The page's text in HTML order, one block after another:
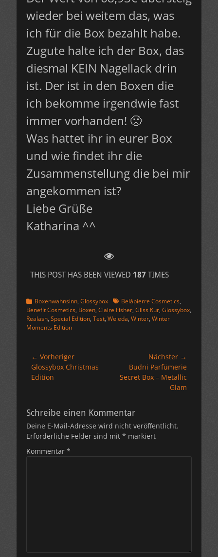
wieder bei weitem das, was
ich für die Box bezahlt habe.
Zugute halte ich der Box, das
diesmal KEIN Nagellack drin
ist. Der ist in den Boxen die
ich bekomme irgendwie fast
immer vorhanden! 🙁
Was hattet ihr in eurer Box
und wie findet ihr die
Zusammenstellung die bei mir
angekommen ist?
Liebe Grüße
Katharina ^^
THIS POST HAS BEEN VIEWED 187 TIMES
Kategorien
Boxenwahnsinn, Glossybox Schlagworte
Belápierre Cosmetics,
Benefit Cosmetics, Boxen, Claire Fisher, Gliss Kur, Glossybox,
Realash, Special Edition, Test, Weleda, Winter, Winter
Moments Edition
Beitragsnavigation
← Vorheriger
Vorheriger
Beitrag:
Glossybox Christmas
Edition
Nächster →
Nächster
Beitrag:
Budni Parfümerie
Secret Box – Metallic
Glam
Schreibe einen Kommentar
Deine E-Mail-Adresse wird nicht veröffentlicht.
Erforderliche Felder sind mit * markiert
Kommentar *